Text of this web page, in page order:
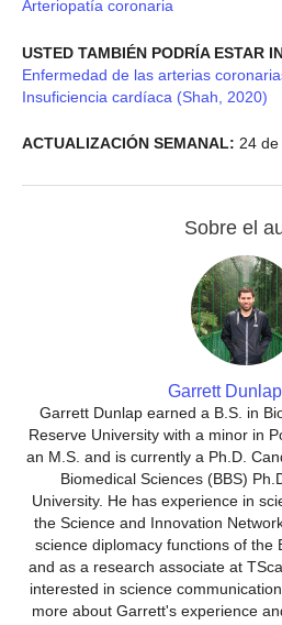
Arteriopatía coronaria
USTED TAMBIÉN PODRÍA ESTAR
Enfermedad de las arterias
Insuficiencia cardíaca (Shah, 2020)
ACTUALIZACIÓN SEMANAL: 24
Sobre el
Garrett
Garrett Dunlap earned a B.S. in
Reserve University with a minor in
an M.S. and is currently a Ph.D.
Biomedical Sciences (BBS)
University. He has experience in
the Science and Innovation
science diplomacy functions of the
and as a research associate at
interested in science
more about Garrett's experience